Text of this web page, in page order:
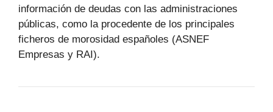
información de deudas con las administraciones
públicas, como la procedente de los principales
ficheros de morosidad españoles (ASNEF
Empresas y RAI).